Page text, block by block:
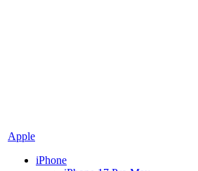
Apple
iPhone